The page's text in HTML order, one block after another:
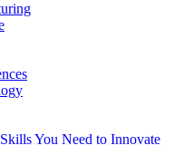
You Need to Innovate